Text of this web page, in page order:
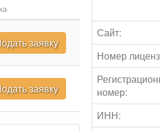
заявку
заявку
Сайт:
Номер
номер:
ИНН: